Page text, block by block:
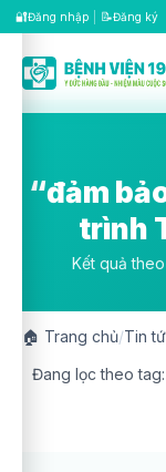
🔐Đăng nhập 📝Đăng ký
“đảm
trình
Kết quả
🏠 Trang chủ/Tin
Đang lọc theo tag: